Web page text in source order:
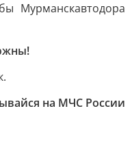
Мурманскавтодора
на МЧС России